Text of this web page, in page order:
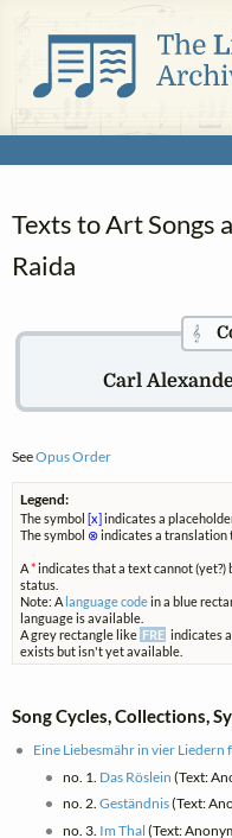
Texts to Art Songs
Raida
𝄞
Carl
SeeOpus Order
Legend:
The symbol[x]indicates a
The symbol ⊗indicates a translation
A*indicates that a text cannot (yet?)
status.
Note: A language codein a blue
language is available.
A grey rectangle like FRE indicates
exists but isn't yet available.
Song Cycles, Collections,
Eine Liebesmähr in vier
no. 1. Das Röslein (Text:
no. 2. Geständnis(Text:
no. 3. Im Thal (Text: